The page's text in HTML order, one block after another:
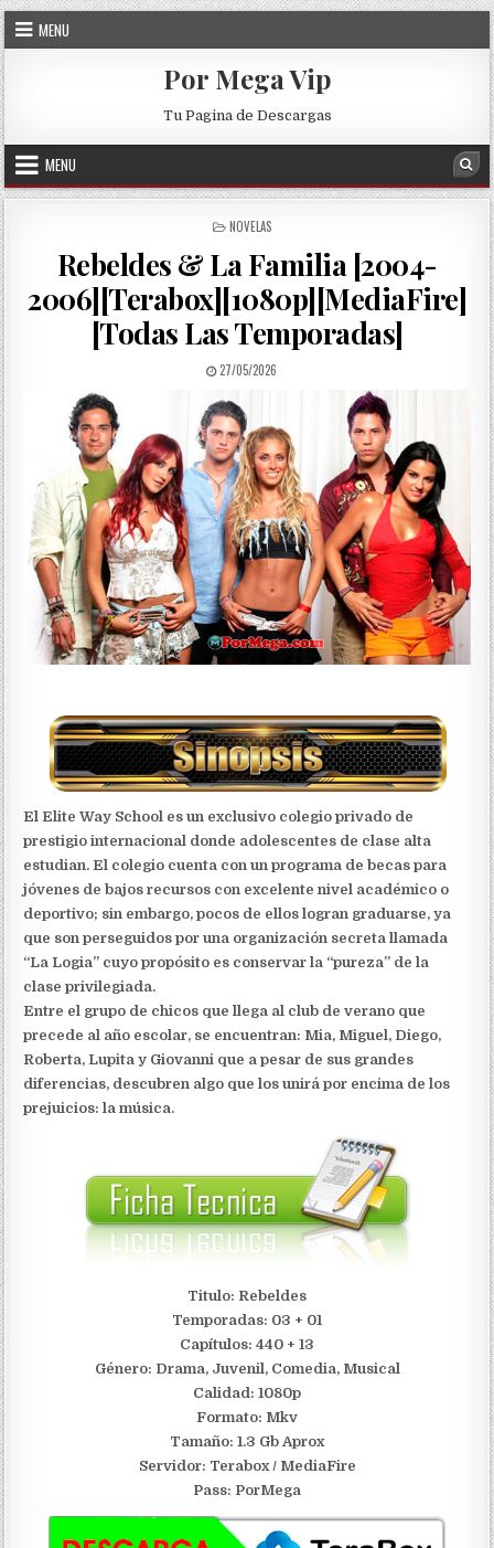
Skip to content
MENU
Por Mega Vip
Tu Pagina de Descargas
MENU
POSTED IN
NOVELAS
Rebeldes & La Familia [2004-
2006][Terabox][1080p][MediaFire]
[Todas Las Temporadas]
PUBLISHED DATE:
27/05/2026
El Elite Way School es un exclusivo colegio privado de
prestigio internacional donde adolescentes de clase alta
estudian. El colegio cuenta con un programa de becas para
jóvenes de bajos recursos con excelente nivel académico o
deportivo; sin embargo, pocos de ellos logran graduarse, ya
que son perseguidos por una organización secreta llamada
“La Logia” cuyo propósito es conservar la “pureza” de la
clase privilegiada.
Entre el grupo de chicos que llega al club de verano que
precede al año escolar, se encuentran: Mia, Miguel, Diego,
Roberta, Lupita y Giovanni que a pesar de sus grandes
diferencias, descubren algo que los unirá por encima de los
prejuicios: la música.
Titulo: Rebeldes
Temporadas: 03 + 01
Capítulos: 440 + 13
Género: Drama, Juvenil, Comedia, Musical
Calidad: 1080p
Formato: Mkv
Tamaño: 1.3 Gb Aprox
Servidor: Terabox / MediaFire
Pass: PorMega